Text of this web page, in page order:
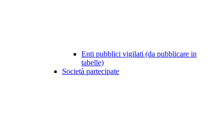
Enti pubblici vigilati (da pubblicare in
tabelle)
Società partecipate